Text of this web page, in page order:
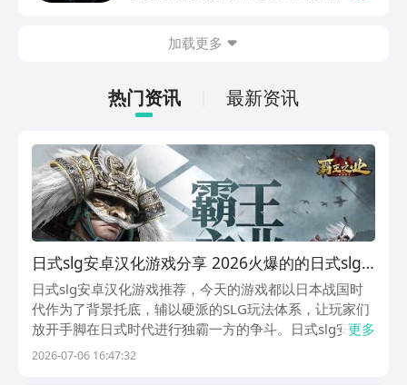
接就可以下载。游戏的上手门槛还是比较
打发无聊的时间，可玩性真的比较高。
加载更多
热门资讯 最新资讯
日式slg安卓汉化游戏分享 2026火爆的的日式slg
游戏介绍
日式slg安卓汉化游戏推荐，今天的游戏都以日本战国时
代作为了背景托底，辅以硬派的SLG玩法体系，让玩家们
放开手脚在日式时代进行独霸一方的争斗。日式slg安卓
汉化游戏推荐 。来郑重介绍一个重量级的手游平台，就
更多
2026-07-06 16:47:32